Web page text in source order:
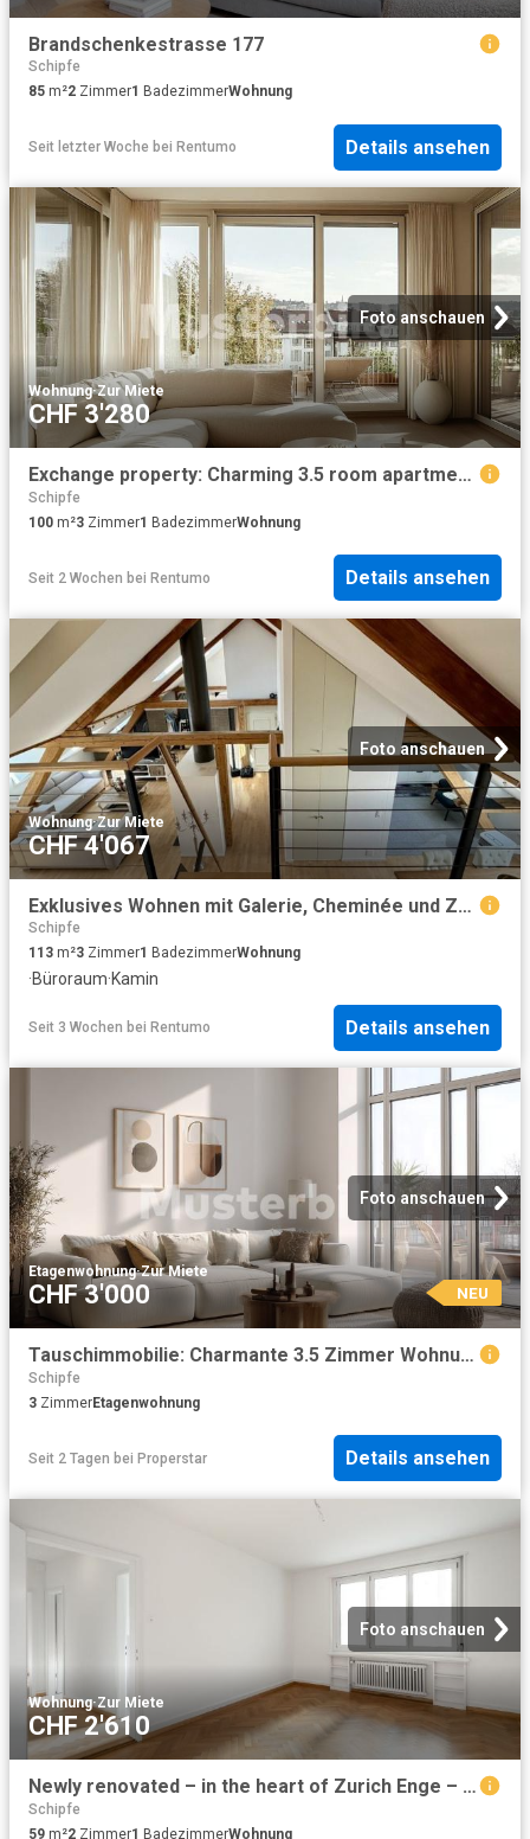
Brandschenkestrasse 177
Schipfe
85 m²2 Zimmer1 BadezimmerWohnung
Seit letzter Woche bei Rentumo Details ansehen
Foto anschauen
Wohnung·Zur Miete
CHF 3'280
Exchange property: Charming 3.5 room apartment in a prime location in Zurich
Schipfe
100 m²3 Zimmer1 BadezimmerWohnung
Seit 2 Wochen bei Rentumo Details ansehen
Foto anschauen
Wohnung·Zur Miete
CHF 4'067
Exklusives Wohnen mit Galerie, Cheminée und Zürichsee in Gehdistanz
Schipfe
113 m²3 Zimmer1 BadezimmerWohnung
·Büroraum·Kamin
Seit 3 Wochen bei Rentumo Details ansehen
Foto anschauen
Etagenwohnung·Zur Miete
CHF 3'000 NEU
Tauschimmobilie: Charmante 3.5 Zimmer Wohnung in Zürich Ideal für Stadtliebhaber und Pendler
Schipfe
3 ZimmerEtagenwohnung
Seit 2 Tagen bei Properstar Details ansehen
Foto anschauen
Wohnung·Zur Miete
CHF 2'610
Newly renovated – in the heart of Zurich Enge – your new home?
Schipfe
59 m²2 Zimmer1 BadezimmerWohnung